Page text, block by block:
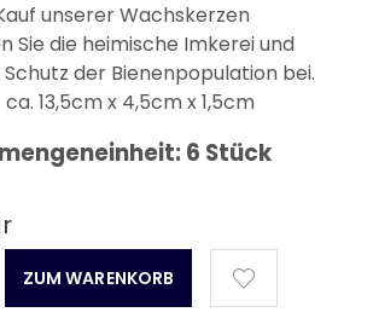
unserer Wachskerzen
Sie die heimische Imkerei und
der Bienenpopulation bei.
13,5cm x 4,5cm x 1,5cm
6 Stück